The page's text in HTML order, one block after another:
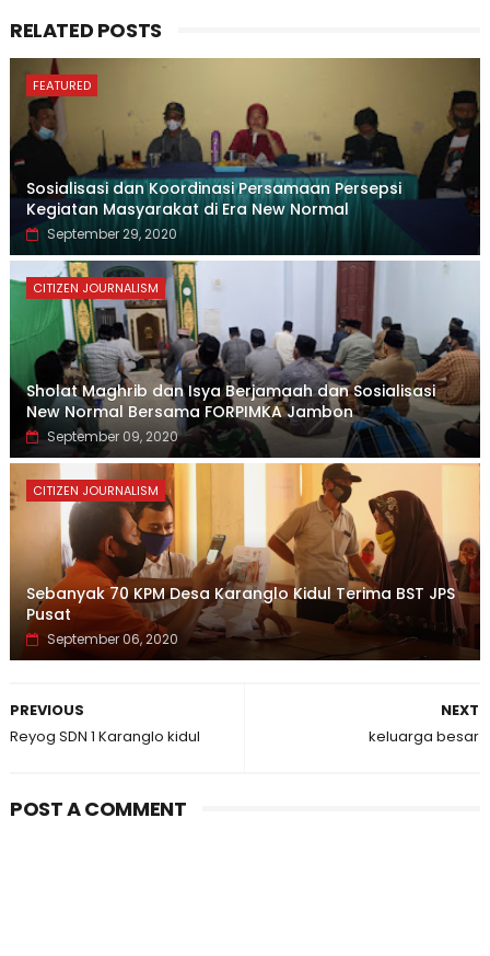
RELATED POSTS
FEATURED
Sosialisasi dan Koordinasi Persamaan Persepsi
Kegiatan Masyarakat di Era New Normal
September 29, 2020
CITIZEN JOURNALISM
Sholat Maghrib dan Isya Berjamaah dan Sosialisasi
New Normal Bersama FORPIMKA Jambon
September 09, 2020
CITIZEN JOURNALISM
Sebanyak 70 KPM Desa Karanglo Kidul Terima BST JPS
Pusat
September 06, 2020
NEXT
keluarga besar
PREVIOUS
Reyog SDN 1 Karanglo kidul
POST A COMMENT